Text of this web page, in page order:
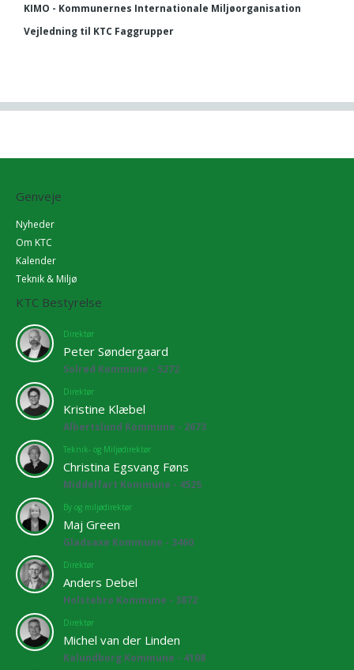
KIMO - Kommunernes Internationale Miljøorganisation
Vejledning til KTC Faggrupper
Genveje
Nyheder
Om KTC
Kalender
Teknik & Miljø
KTC Bestyrelse
Direktør
Peter Søndergaard
Solrød Kommune - 5272
Direktør
Kristine Klæbel
Albertslund Kommune - 2673
Teknik- og Miljødirektør
Christina Egsvang Føns
Middelfart Kommune - 4525
By og miljødirektør
Maj Green
Gladsaxe Kommune - 3460
Direktør
Anders Debel
Holstebro Kommune - 3872
Direktør
Michel van der Linden
Kalundborg Kommune - 4108